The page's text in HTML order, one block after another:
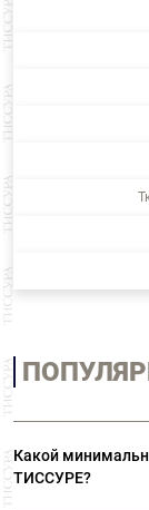
Какой
ТИССУРЕ?